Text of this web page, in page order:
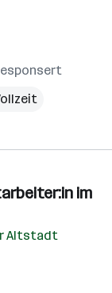
im
Altstadt